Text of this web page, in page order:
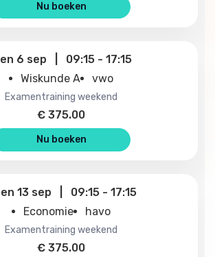
Nu boeken
en 6 sep 09:15 - 17:15
Wiskunde A
vwo
examentraining weekend
€ 375.00
Nu boeken
en 13 sep 09:15- 17:15
Economie
havo
examentraining weekend
€ 375.00